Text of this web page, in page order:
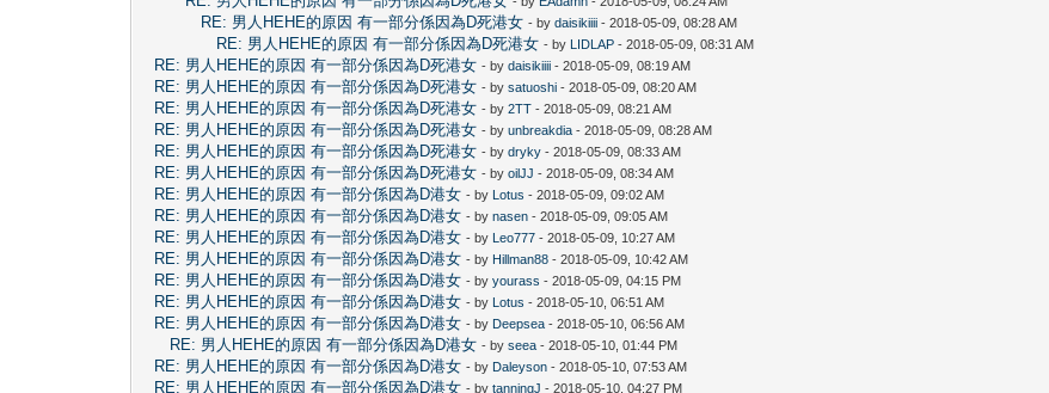
RE: 男人HEHE的原因 有一部分係因為D死港女 - bydaisikiiii - 2018-05-09, 08:28 AM
RE: 男人HEHE的原因 有一部分係因為D死港女 - by LIDLAP - 2018-05-09, 08:31 AM
RE: 男人HEHE的原因 有一部分係因為D死港女 - bydaisikiiii - 2018-05-09, 08:19 AM
RE: 男人HEHE的原因 有一部分係因為D死港女 - bysatuoshi - 2018-05-09, 08:20 AM
RE: 男人HEHE的原因 有一部分係因為D死港女 - by2TT - 2018-05-09, 08:21 AM
RE: 男人HEHE的原因 有一部分係因為D死港女 - byunbreakdia - 2018-05-09, 08:28 AM
RE: 男人HEHE的原因 有一部分係因為D死港女 - bydryky - 2018-05-09, 08:33 AM
RE: 男人HEHE的原因 有一部分係因為D死港女 - byoilJJ - 2018-05-09, 08:34 AM
RE: 男人HEHE的原因 有一部分係因為D港女 - by Lotus - 2018-05-09, 09:02 AM
RE: 男人HEHE的原因 有一部分係因為D港女 - bynasen - 2018-05-09, 09:05 AM
RE: 男人HEHE的原因 有一部分係因為D港女 - by Leo777 - 2018-05-09, 10:27 AM
RE: 男人HEHE的原因 有一部分係因為D港女 - by Hillman88 - 2018-05-09, 10:42 AM
RE: 男人HEHE的原因 有一部分係因為D港女 - byyourass - 2018-05-09, 04:15 PM
RE: 男人HEHE的原因 有一部分係因為D港女 - by Lotus - 2018-05-10, 06:51 AM
RE: 男人HEHE的原因 有一部分係因為D港女 - by Deepsea - 2018-05-10, 06:56 AM
RE: 男人HEHE的原因 有一部分係因為D港女 - byseea - 2018-05-10, 01:44 PM
RE: 男人HEHE的原因 有一部分係因為D港女 - by Daleyson - 2018-05-10, 07:53 AM
RE: 男人HEHE的原因 有一部分係因為D港女 - bytanningJ - 2018-05-10, 04:27 PM